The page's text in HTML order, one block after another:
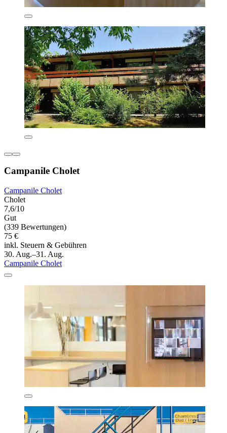
Campanile Cholet
Campanile Cholet
Cholet
7,6/10
Gut
(339 Bewertungen)
75 €
inkl. Steuern & Gebühren
30. Aug.–31. Aug.
Campanile Cholet